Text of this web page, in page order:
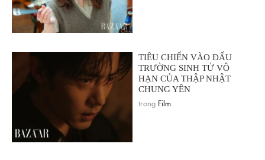
TIÊU CHIẾN VÀO ĐẤU
TRƯỜNG SINH TỬ VÔ
HẠN CỦA THẬP NHẬT
CHUNG YÊN
trong Film